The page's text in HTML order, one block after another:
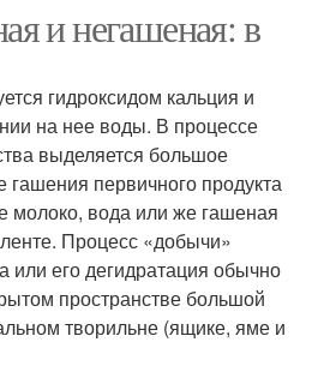
и негашеная: в
гидроксидом кальция и
на нее воды. В процессе
выделяется большое
гашения первичного продукта
молоко, вода или же гашеная
Процесс «добычи»
или его дегидратация обычно
пространстве большой
творильне (ящике, яме и